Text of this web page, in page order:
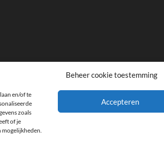
Beheer cookie toestemming
en/of te
zoals
of je
mogelijkheden.
Accepteren
facebooktwitter instagram